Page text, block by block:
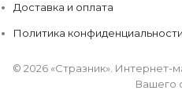
Доставка и оплата
Политика конфиденциальности
© 2026 «Стразник» . Интернет-
Вашего